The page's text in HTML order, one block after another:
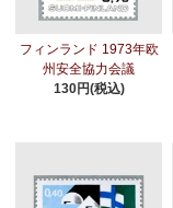
フィンランド 1973年欧
州安全協力会議
130円(税込)